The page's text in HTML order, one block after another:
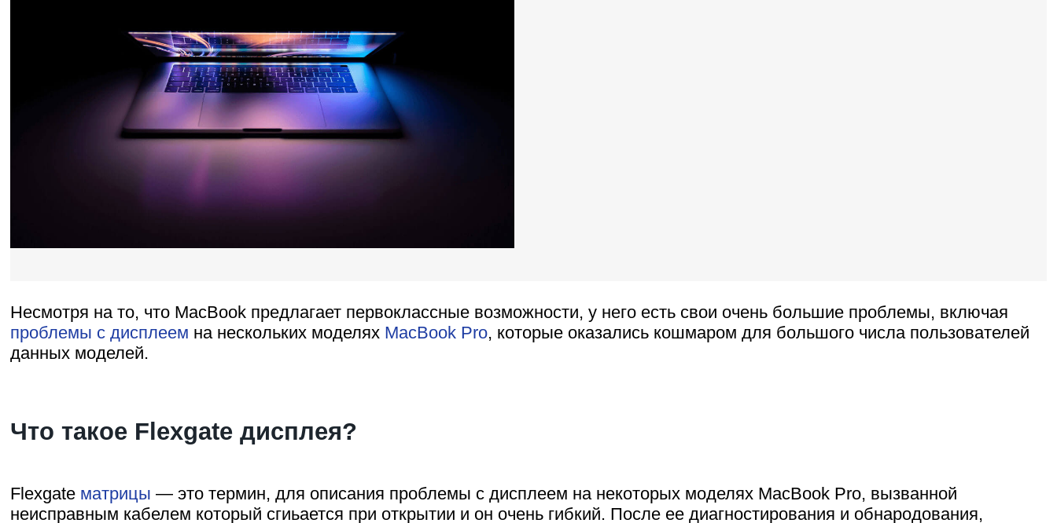
Несмотря на то, что MacBook предлагает первоклассные возможности, у него есть свои очень большие проблемы, включая
проблемы с дисплеем на нескольких моделях MacBook Pro, которые оказались кошмаром для большого числа пользователей
данных моделей.
Что такое Flexgate дисплея?
Flexgate матрицы — это термин, для описания проблемы с дисплеем на некоторых моделях MacBook Pro, вызванной
неисправным кабелем который сгиьается при открытии и он очень гибкий. После ее диагностирования и обнародования,